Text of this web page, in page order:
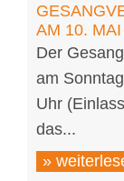
AM 10.
Der
am
Uhr
das...
»